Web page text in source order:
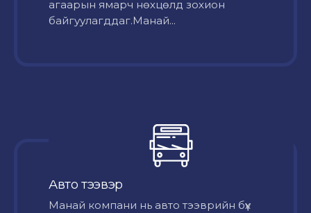
агаарын ямарч нөхцөлд зохион
байгуулагддаг.Манай...
Авто тээвэр
Mанай компани нь авто тээврийн бүх